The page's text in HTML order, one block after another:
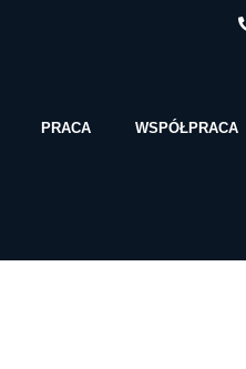
PRACA WSPÓŁPRACA